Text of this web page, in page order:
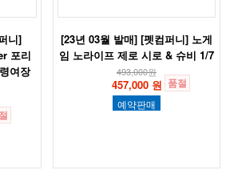
니]
포리
여장
[23년 03월 발매] [펫컴퍼니] 노게
임 노라이프 제로 시로 & 슈비 1/7
493,000원
457,000 원 품절
예약판매